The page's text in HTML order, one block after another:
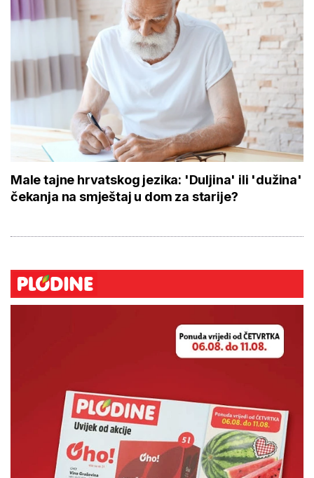
Male tajne hrvatskog jezika: 'Duljina' ili 'dužina'
čekanja na smještaj u dom za starije?